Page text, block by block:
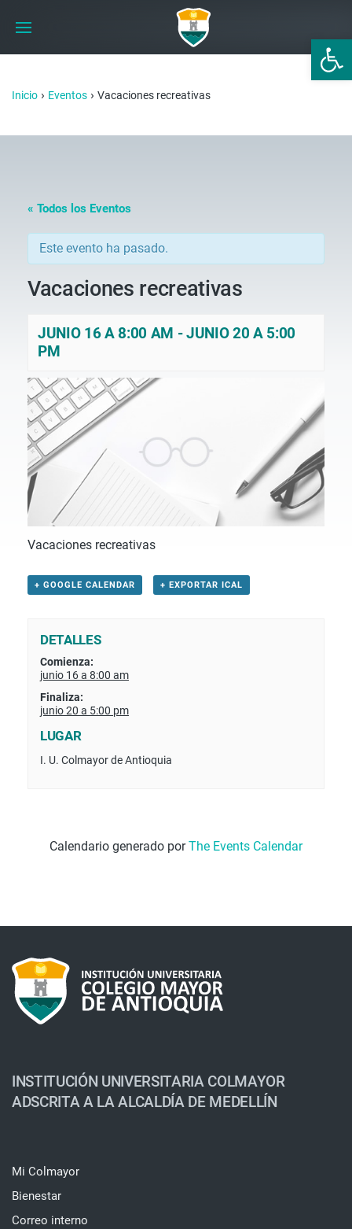
Abrir
Inicio › Eventos › Vacaciones recreativas
« Todos los Eventos
Este evento ha pasado.
Vacaciones recreativas
JUNIO 16 A 8:00 AM -JUNIO 20 A 5:00
PM
Vacaciones recreativas
+ GOOGLE CALENDAR + EXPORTAR ICAL
DETALLES
Comienza:
junio 16 a 8:00 am
Finaliza:
junio 20 a 5:00 pm
LUGAR
I. U. Colmayor de Antioquia
Calendario generado porThe Events Calendar
INSTITUCIÓN UNIVERSITARIA COLMAYOR
ADSCRITA A LA ALCALDÍA DE MEDELLÍN
Mi Colmayor
Bienestar
Correo interno